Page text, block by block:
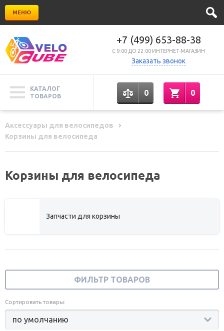
МЕНЮ
+7 (499) 653-88-38
C 9:00 ДО 22:00 ИНТЕРНЕТ-МАГАЗИН
Заказать звонок
КАТАЛОГ
ТОВАРОВ
0 0
Аксессуары для велосипедов
Корзины для велосипеда
Корзины для велосипеда
Запчасти для корзины
ФИЛЬТР ТОВАРОВ
Сортировать товары: